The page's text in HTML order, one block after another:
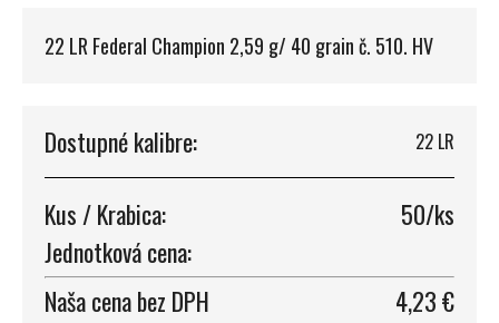
22 LR Federal Champion 2,59 g/ 40 grain č. 510. HV
Dostupné kalibre: 22 LR
Kus / Krabica:
50/ks
Jednotková cena:
Naša cena bez DPH
4,23 €